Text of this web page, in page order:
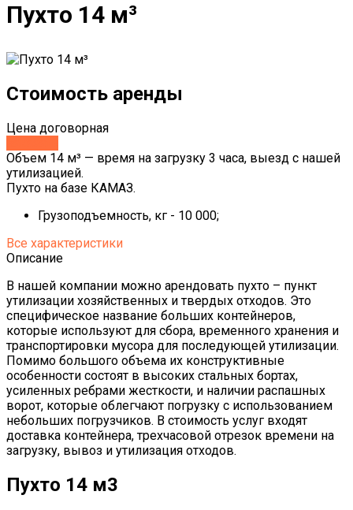
Пухто 14 м³
Стоимость аренды
Цена договорная
Объем 14 м³ — время на загрузку 3 часа, выезд с нашей
утилизацией.
Пухто на базе КАМАЗ.
Грузоподъемность, кг - 10 000;
Все характеристики
Описание
В нашей компании можно арендовать пухто – пункт
утилизации хозяйственных и твердых отходов. Это
специфическое название больших контейнеров,
которые используют для сбора, временного хранения и
транспортировки мусора для последующей утилизации.
Помимо большого объема их конструктивные
особенности состоят в высоких стальных бортах,
усиленных ребрами жесткости, и наличии распашных
ворот, которые облегчают погрузку с использованием
небольших погрузчиков. В стоимость услуг входят
доставка контейнера, трехчасовой отрезок времени на
загрузку, вывоз и утилизация отходов.
Пухто 14 м3